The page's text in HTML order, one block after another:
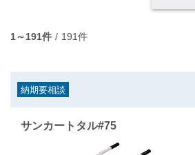
1～191件 / 191件
納期要相談
サンカートタル#75